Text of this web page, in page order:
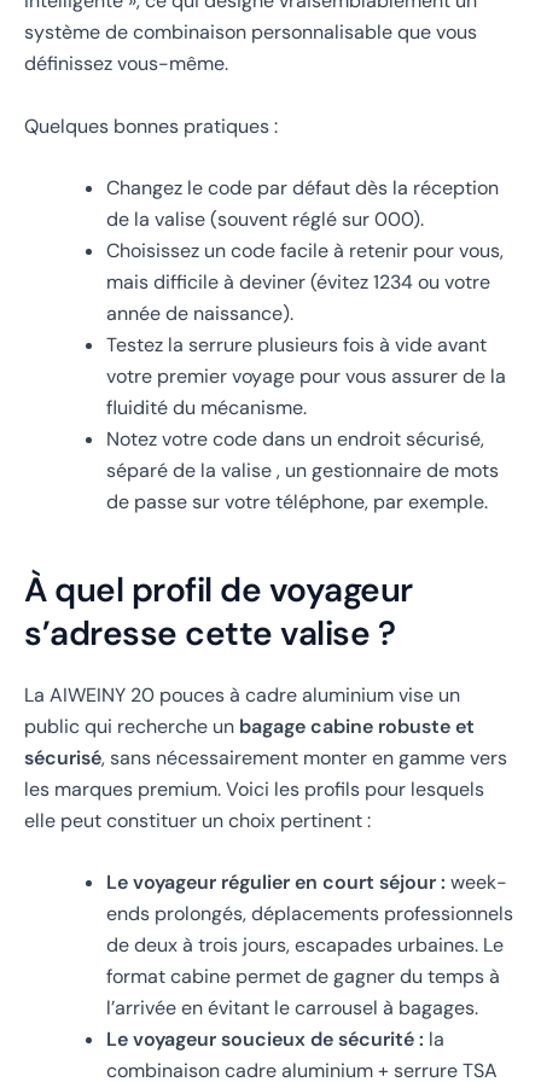
système de combinaison personnalisable que vous
définissez vous-même.
Quelques bonnes pratiques :
Changez le code par défaut dès la réception
de la valise (souvent réglé sur 000).
Choisissez un code facile à retenir pour vous,
mais difficile à deviner (évitez 1234 ou votre
année de naissance).
Testez la serrure plusieurs fois à vide avant
votre premier voyage pour vous assurer de la
fluidité du mécanisme.
Notez votre code dans un endroit sécurisé,
séparé de la valise , un gestionnaire de mots
de passe sur votre téléphone, par exemple.
À quel profil de voyageur
s’adresse cette valise ?
La AIWEINY 20 pouces à cadre aluminium vise un
public qui recherche un bagage cabine robuste et
sécurisé, sans nécessairement monter en gamme vers
les marques premium. Voici les profils pour lesquels
elle peut constituer un choix pertinent :
Le voyageur régulier en court séjour : week-
ends prolongés, déplacements professionnels
de deux à trois jours, escapades urbaines. Le
format cabine permet de gagner du temps à
l’arrivée en évitant le carrousel à bagages.
Le voyageur soucieux de sécurité : la
combinaison cadre aluminium + serrure TSA